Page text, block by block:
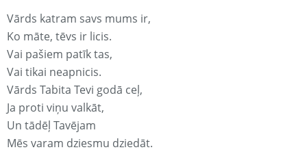
Vārds katram savs mums ir,
Ko māte, tēvs ir licis.
Vai pašiem patīk tas,
Vai tikai neapnicis.
Vārds Tabita Tevi godā ceļ,
Ja proti viņu valkāt,
Un tādēļ Tavējam
Mēs varam dziesmu dziedāt.